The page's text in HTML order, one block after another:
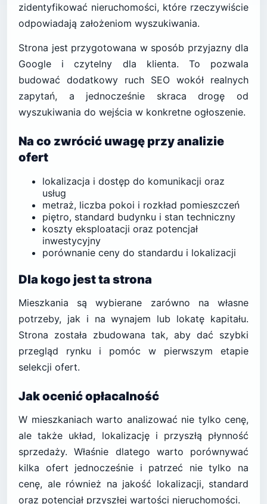
zidentyfikować nieruchomości, które rzeczywiście
odpowiadają założeniom wyszukiwania.
Strona jest przygotowana w sposób przyjazny dla
Google i czytelny dla klienta. To pozwala
budować dodatkowy ruch SEO wokół realnych
zapytań, a jednocześnie skraca drogę od
wyszukiwania do wejścia w konkretne ogłoszenie.
Na co zwrócić uwagę przy analizie
ofert
lokalizacja i dostęp do komunikacji oraz
usług
metraż, liczba pokoi i rozkład pomieszczeń
piętro, standard budynku i stan techniczny
koszty eksploatacji oraz potencjał
inwestycyjny
porównanie ceny do standardu i lokalizacji
Dla kogo jest ta strona
Mieszkania są wybierane zarówno na własne
potrzeby, jak i na wynajem lub lokatę kapitału.
Strona została zbudowana tak, aby dać szybki
przegląd rynku i pomóc w pierwszym etapie
selekcji ofert.
Jak ocenić opłacalność
W mieszkaniach warto analizować nie tylko cenę,
ale także układ, lokalizację i przyszłą płynność
sprzedaży. Właśnie dlatego warto porównywać
kilka ofert jednocześnie i patrzeć nie tylko na
cenę, ale również na jakość lokalizacji, standard
oraz potencjał przyszłej wartości nieruchomości.